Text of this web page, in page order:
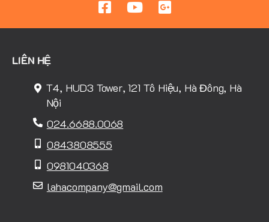
LIÊN HỆ
T4, HUD3 Tower, 121 Tô Hiệu, Hà Đông, Hà
Nội
024.6688.0068
0843808555
0981040368
lahacompany@gmail.com